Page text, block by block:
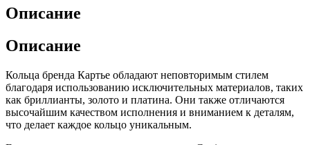
Описание
Описание
Кольца бренда Картье обладают неповторимым стилем
благодаря использованию исключительных материалов, таких
как бриллианты, золото и платина. Они также отличаются
высочайшим качеством исполнения и вниманием к деталям,
что делает каждое кольцо уникальным.